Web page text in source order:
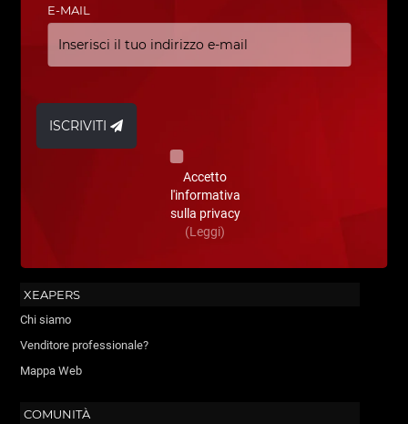
E-MAIL
ISCRIVITI
Accetto
l'informativa
sulla privacy
(Leggi)
XEAPERS
Chi siamo
Venditore professionale?
Mappa Web
COMUNITÀ